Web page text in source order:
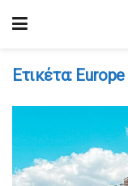
Ετικέτα: